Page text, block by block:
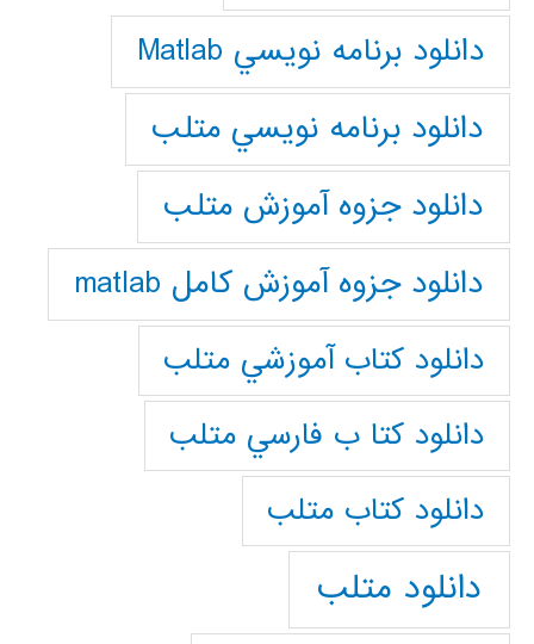
دانلود برنامه نويسي Matlab
دانلود برنامه نويسي متلب
دانلود جزوه آموزش متلب
دانلود جزوه آموزش کامل matlab
دانلود كتاب آموزشي متلب
دانلود كتا ب فارسي متلب
دانلود كتاب متلب
دانلود متلب